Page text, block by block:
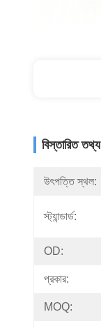
বিস্তারিত তথ্য
উৎপত্তি স্থল:
স্ট্যান্ডার্ড:
OD:
প্রকার:
MOQ: